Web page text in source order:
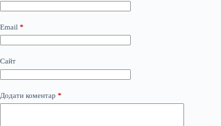
Email *
Сайт
Додати коментар *